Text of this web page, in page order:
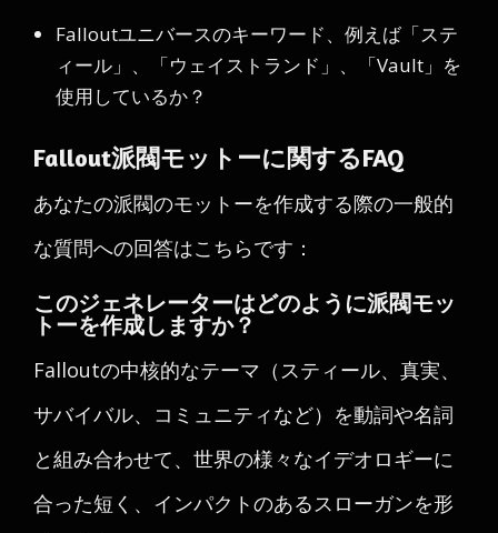
Falloutユニバースのキーワード、例えば「ステ
ィール」、「ウェイストランド」、「Vault」を
使用しているか？
Fallout派閥モットーに関するFAQ
あなたの派閥のモットーを作成する際の一般的
な質問への回答はこちらです：
このジェネレーターはどのように派閥モッ
トーを作成しますか？
Falloutの中核的なテーマ（スティール、真実、
サバイバル、コミュニティなど）を動詞や名詞
と組み合わせて、世界の様々なイデオロギーに
合った短く、インパクトのあるスローガンを形